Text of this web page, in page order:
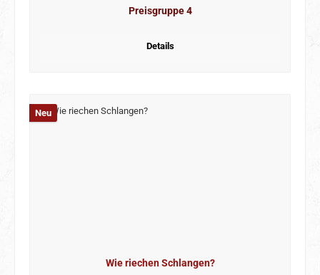
Preisgruppe 4
Details
Neu
Wie riechen Schlangen?